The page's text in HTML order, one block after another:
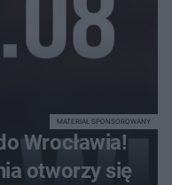
Wrocławia!
otworzy się
MATERIAŁ SPONSOROWANY